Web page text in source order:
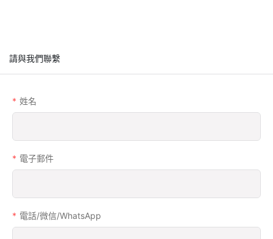
請與我們聯繫
姓名
電子郵件
電話/微信/WhatsApp